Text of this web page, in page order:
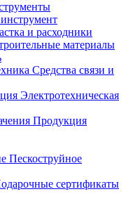
и расходники
материалы
Средства связи и
Электротехническая
Продукция
Пескоструйное
сертификаты